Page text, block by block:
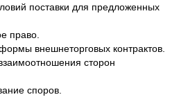
поставки для предложенных
право.
внешнеторговых контрактов.
сторон
споров.